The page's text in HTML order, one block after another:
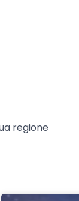
regione